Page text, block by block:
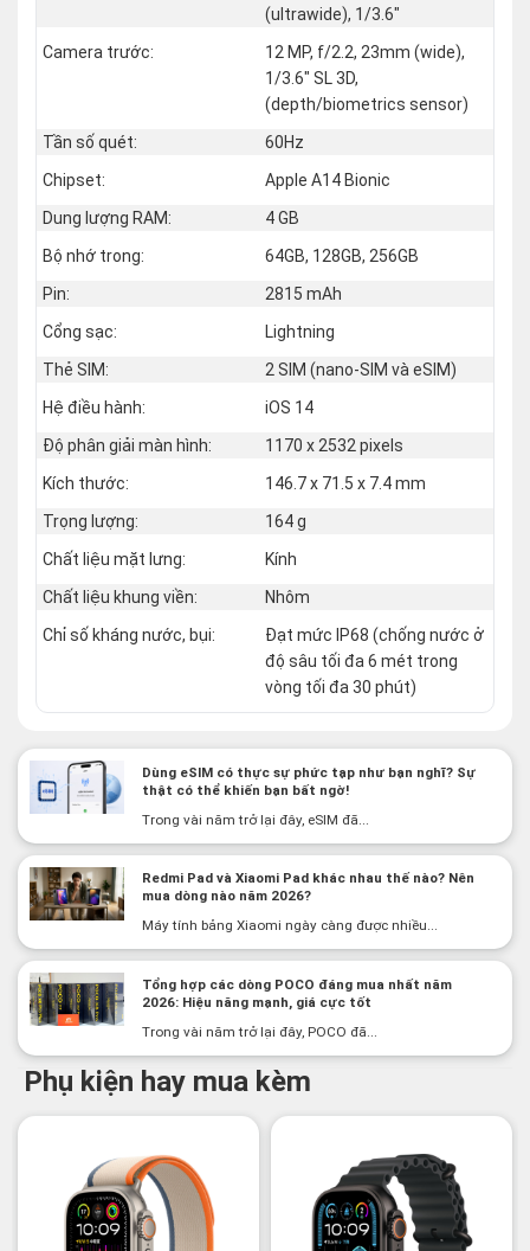
(ultrawide), 1/3.6"
Camera trước:
12 MP, f/2.2, 23mm (wide),
1/3.6" SL 3D,
(depth/biometrics sensor)
Tần số quét:
60Hz
Chipset:
Apple A14 Bionic
Dung lượng RAM:
4 GB
Bộ nhớ trong:
64GB, 128GB, 256GB
Pin:
2815 mAh
Cổng sạc:
Lightning
Thẻ SIM:
2 SIM (nano‑SIM và eSIM)
Hệ điều hành:
iOS 14
Độ phân giải màn hình:
1170 x 2532 pixels
Kích thước:
146.7 x 71.5 x 7.4 mm
Trọng lượng:
164 g
Chất liệu mặt lưng:
Kính
Chất liệu khung viền:
Nhôm
Chỉ số kháng nước, bụi:
Đạt mức IP68 (chống nước ở
độ sâu tối đa 6 mét trong
vòng tối đa 30 phút)
Dùng eSIM có thực sự phức tạp như bạn nghĩ? Sự
thật có thể khiến bạn bất ngờ!
Trong vài năm trở lại đây, eSIM đã...
Redmi Pad và Xiaomi Pad khác nhau thế nào? Nên
mua dòng nào năm 2026?
Máy tính bảng Xiaomi ngày càng được nhiều...
Tổng hợp các dòng POCO đáng mua nhất năm
2026: Hiệu năng mạnh, giá cực tốt
Trong vài năm trở lại đây, POCO đã...
Phụ kiện hay mua kèm